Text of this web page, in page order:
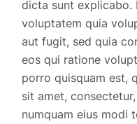
dicta sunt explicabo.
voluptatem quia
aut fugit, sed quia
eos qui ratione
porro quisquam est,
sit amet,
numquam eius modi